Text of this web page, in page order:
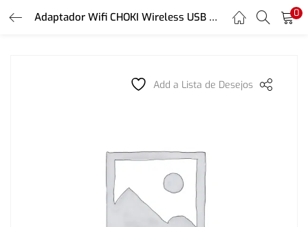
Adaptador Wifi CHOKI Wireless USB Nano 0
Add a Lista de Desejos
LOGIN REGISTER
Login